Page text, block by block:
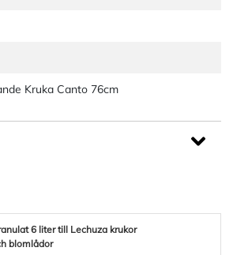
Kruka Canto 76cm
6 liter till Lechuza krukor
blomlådor